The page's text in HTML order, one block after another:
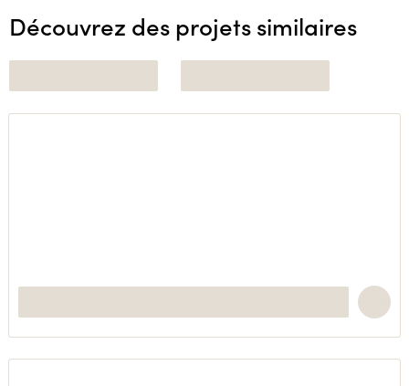
Découvrez des projets similaires